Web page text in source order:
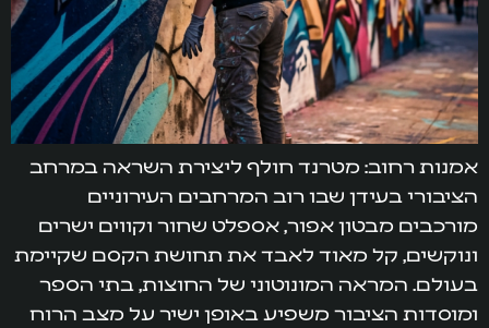
אמנות רחוב: מטרנד חולף ליצירת השראה במרחב
הציבורי בעידן שבו רוב המרחבים העירוניים
מורכבים מבטון אפור, אספלט שחור וקווים ישרים
ונוקשים, קל מאוד לאבד את תחושת הקסם שקיימת
בעולם. המראה המונוטוני של החוצות, בתי הספר
ומוסדות הציבור משפיע באופן ישיר על מצב הרוח